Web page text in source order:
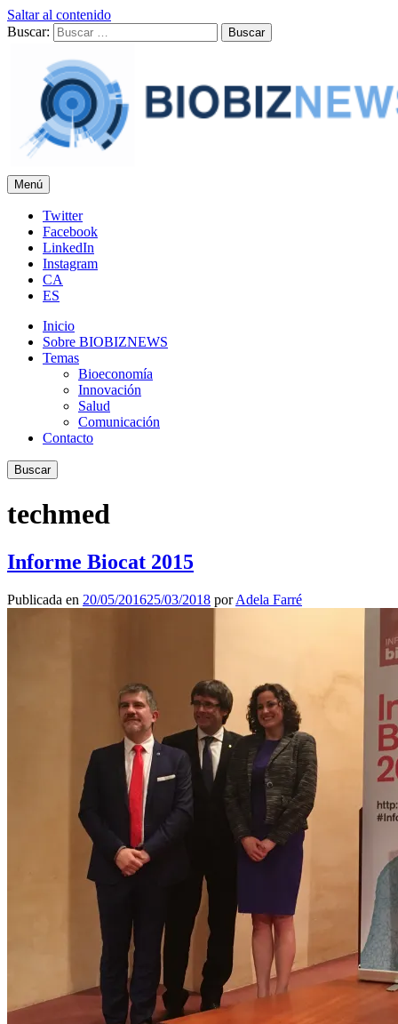
Saltar al contenido
Buscar:
BIOBIZNEWS
Noticias y reflexiones sobre biotecnología
Menú
Twitter
Facebook
LinkedIn
Instagram
CA
ES
Inicio
Sobre BIOBIZNEWS
Temas
Bioeconomía
Innovación
Salud
Comunicación
Contacto
Buscar
techmed
Informe Biocat 2015
Publicada en 20/05/201625/03/2018 porAdela Farré